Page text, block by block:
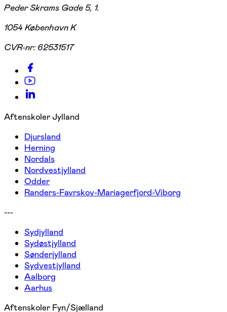
Peder Skrams Gade 5, 1.
1054 København K
CVR-nr: 62531517
Aftenskoler Jylland
Djursland
Herning
Nordals
Nordvestjylland
Odder
Randers-Favrskov-Mariagerfjord-Viborg
---
Sydjylland
Sydøstjylland
Sønderjylland
Sydvestjylland
Aalborg
Aarhus
Aftenskoler Fyn/Sjælland